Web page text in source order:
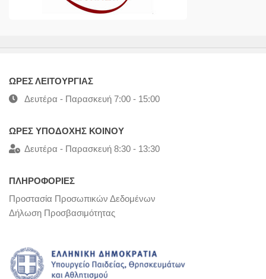
ΩΡΕΣ ΛΕΙΤΟΥΡΓΙΑΣ
Δευτέρα - Παρασκευή 7:00 - 15:00
ΩΡΕΣ ΥΠΟΔΟΧΗΣ ΚΟΙΝΟΥ
Δευτέρα - Παρασκευή 8:30 - 13:30
ΠΛΗΡΟΦΟΡΙΕΣ
Προστασία Προσωπικών Δεδομένων
Δήλωση Προσβασιμότητας